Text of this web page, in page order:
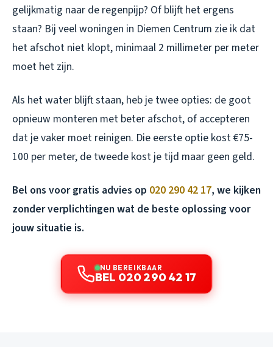
gelijkmatig naar de regenpijp? Of blijft het ergens
staan? Bij veel woningen in Diemen Centrum zie ik dat
het afschot niet klopt, minimaal 2 millimeter per meter
moet het zijn.
Als het water blijft staan, heb je twee opties: de goot
opnieuw monteren met beter afschot, of accepteren
dat je vaker moet reinigen. Die eerste optie kost €75-
100 per meter, de tweede kost je tijd maar geen geld.
Bel ons voor gratis advies op 020 290 42 17, we kijken
zonder verplichtingen wat de beste oplossing voor
jouw situatie is.
NU BEREIKBAAR
BEL 020 290 42 17